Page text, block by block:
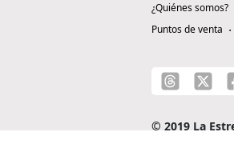
¿Quiénes somos?
Puntos de venta
© 2019 La